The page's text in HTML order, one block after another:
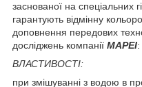
заснованої на спеціальних
гарантують відмінну
доповнення передових
досліджень компанії MAPEI:
ВЛАСТИВОСТІ:
при змішуванні з водою в